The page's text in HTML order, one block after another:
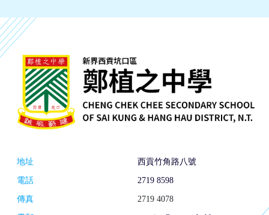
地址
西貢竹角路八號
電話
2719 8598
傳真
2719 4078